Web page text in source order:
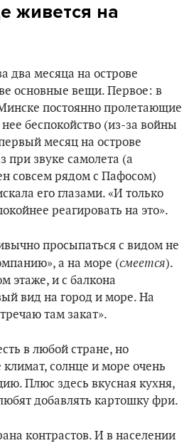
живется на
два месяца на острове
основные вещи. Первое: в
постоянно пролетающие
беспокойство (из-за войны
месяц на острове
звуке самолета (а
совсем рядом с Пафосом)
его глазами. «И только
реагировать на это».
просыпаться с видом не
а на море (смеется).
этаже, и с балкона
вид на город и море. На
там закат».
в любой стране, но
солнце и море очень
Плюс здесь вкусная кухня,
добавлять картошку фри.
контрастов. И в населении